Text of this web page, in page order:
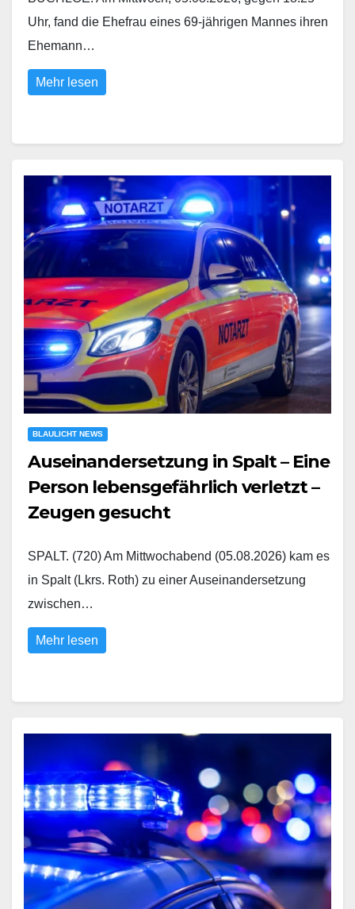
Uhr, fand die Ehefrau eines 69-jährigen Mannes ihren
Ehemann…
Mehr lesen
BLAULICHT NEWS
Auseinandersetzung in Spalt – Eine
Person lebensgefährlich verletzt –
Zeugen gesucht
SPALT. (720) Am Mittwochabend (05.08.2026) kam es
in Spalt (Lkrs. Roth) zu einer Auseinandersetzung
zwischen…
Mehr lesen